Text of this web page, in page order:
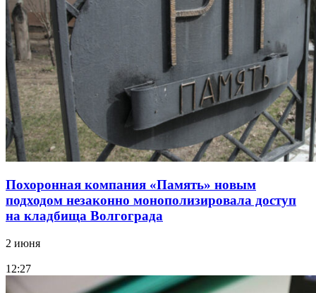
Похоронная компания «Память» новым
подходом незаконно монополизировала доступ
на кладбища Волгограда
2 июня
12:27